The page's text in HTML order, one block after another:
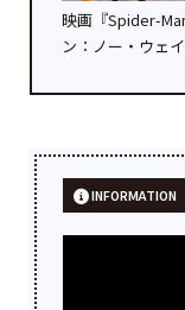
映画『Spider-
ン：ノー・ウェ
INFORMATION